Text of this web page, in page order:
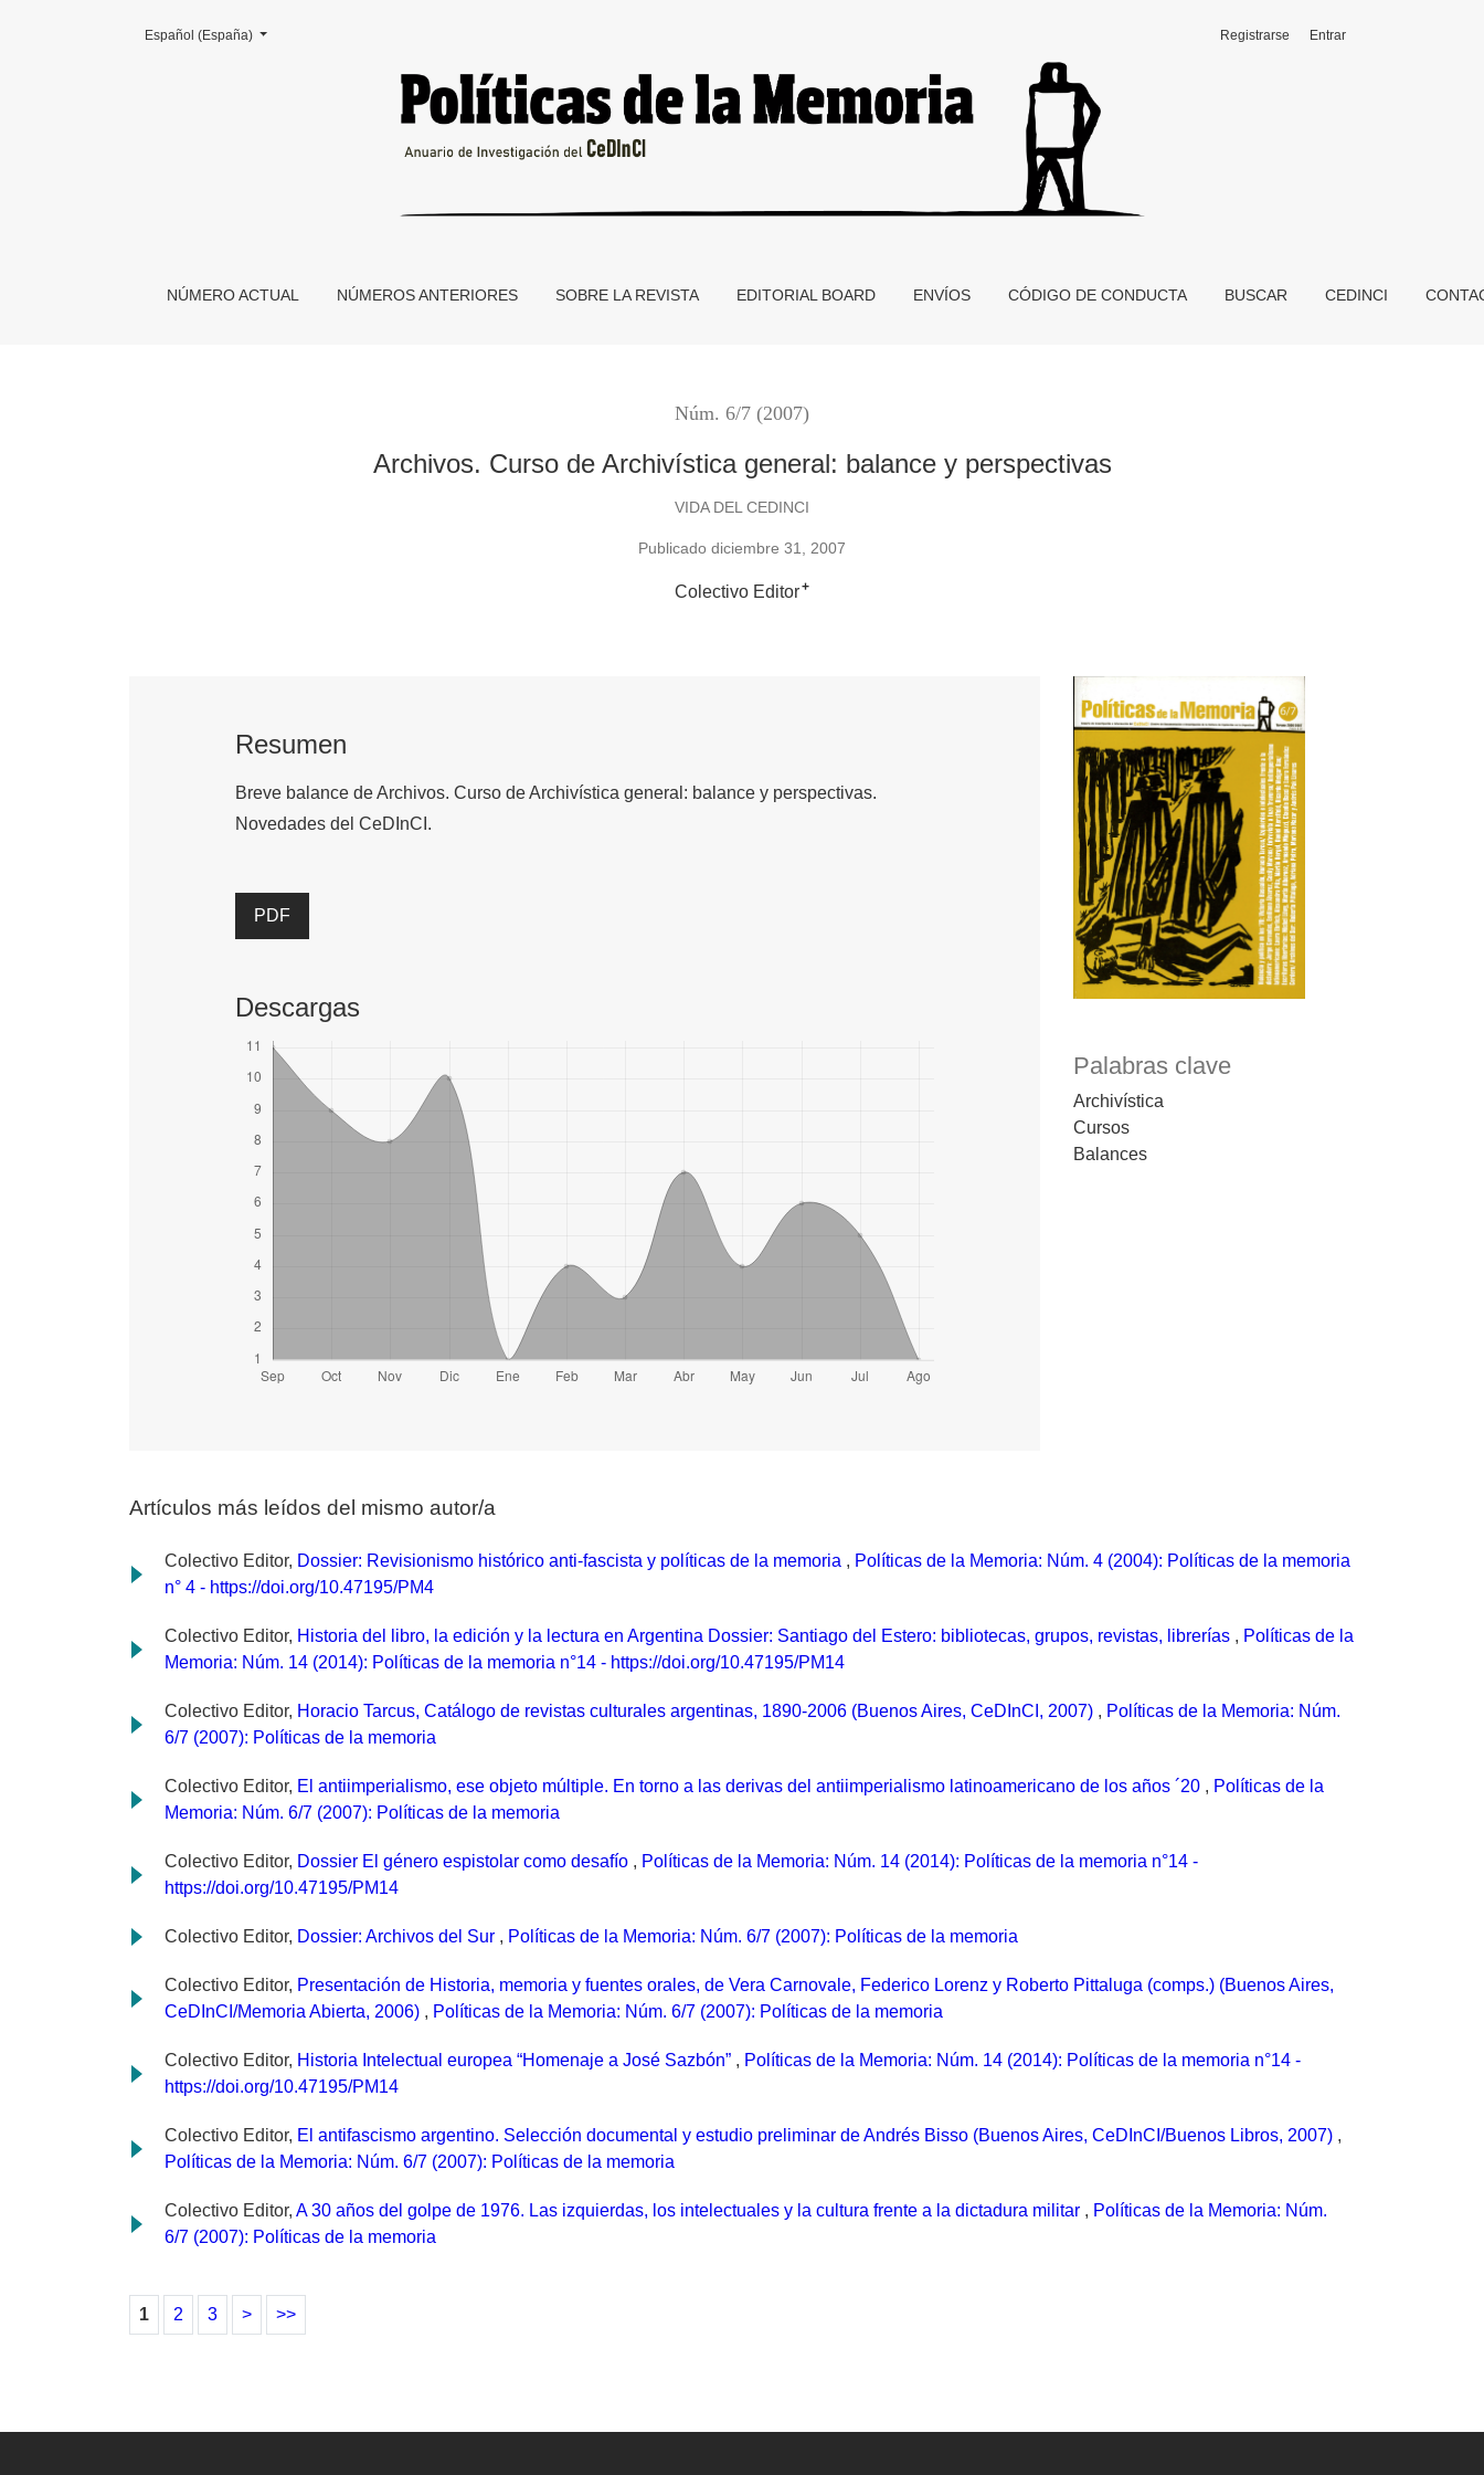
Archivos. Curso de Archivística general: balance y perspectivas
NÚMERO ACTUAL NÚMEROS ANTERIORES SOBRE LA REVISTA EDITORIAL BOARD ENVÍOS CÓDIGO DE CONDUCTA BUSCAR CEDINCI
Registrarse Entrar
Cambiar el idioma. El actual es:
Español (España)
Núm. 6/7 (2007)
Archivos. Curso de Archivística general: balance y perspectivas
VIDA DEL CEDINCI
Publicado diciembre 31, 2007
Colectivo Editor+
Palabras clave
Archivística
Cursos
Balances
Resumen
Breve balance de Archivos. Curso de Archivística general: balance y perspectivas.
Novedades del CeDInCI.
PDF
Descargas
Artículos más leídos del mismo autor/a
Colectivo Editor, Dossier: Revisionismo histórico anti-fascista y políticas de la memoria , Políticas de la Memoria: Núm. 4 (2004): Políticas de la memoria
n° 4 - https://doi.org/10.47195/PM4
Colectivo Editor, Historia del libro, la edición y la lectura en Argentina Dossier: Santiago del Estero: bibliotecas, grupos, revistas, librerías , Políticas de la
Memoria: Núm. 14 (2014): Políticas de la memoria n°14 - https://doi.org/10.47195/PM14
Colectivo Editor, Horacio Tarcus, Catálogo de revistas culturales argentinas, 1890-2006 (Buenos Aires, CeDInCI, 2007) , Políticas de la Memoria: Núm.
6/7 (2007): Políticas de la memoria
Colectivo Editor, El antiimperialismo, ese objeto múltiple. En torno a las derivas del antiimperialismo latinoamericano de los años ´20 , Políticas de la
Memoria: Núm. 6/7 (2007): Políticas de la memoria
Colectivo Editor, Dossier El género espistolar como desafío , Políticas de la Memoria: Núm. 14 (2014): Políticas de la memoria n°14 -
https://doi.org/10.47195/PM14
Colectivo Editor, Dossier: Archivos del Sur , Políticas de la Memoria: Núm. 6/7 (2007): Políticas de la memoria
Colectivo Editor, Presentación de Historia, memoria y fuentes orales, de Vera Carnovale, Federico Lorenz y Roberto Pittaluga (comps.) (Buenos Aires,
CeDInCI/Memoria Abierta, 2006) , Políticas de la Memoria: Núm. 6/7 (2007): Políticas de la memoria
Colectivo Editor, Historia Intelectual europea “Homenaje a José Sazbón” , Políticas de la Memoria: Núm. 14 (2014): Políticas de la memoria n°14 -
https://doi.org/10.47195/PM14
Colectivo Editor, El antifascismo argentino. Selección documental y estudio preliminar de Andrés Bisso (Buenos Aires, CeDInCI/Buenos Libros, 2007) ,
Políticas de la Memoria: Núm. 6/7 (2007): Políticas de la memoria
Colectivo Editor, A 30 años del golpe de 1976. Las izquierdas, los intelectuales y la cultura frente a la dictadura militar , Políticas de la Memoria: Núm.
6/7 (2007): Políticas de la memoria
1 2 3 > >>